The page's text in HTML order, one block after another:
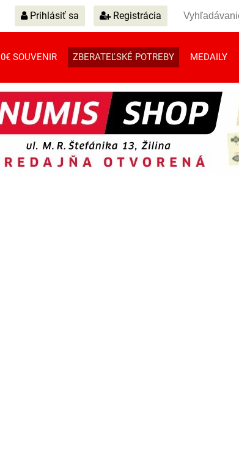
Prihlásiť sa Registrácia
0€ SOUVENIR ZBERATEĽSKÉ POTREBY MEDAILY